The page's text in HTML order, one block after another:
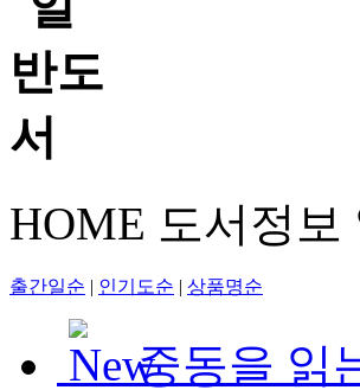
HOME 도서정보
출간일순 | 인기도순 | 상품명순
중동을 읽